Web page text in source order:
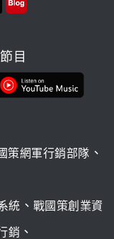
目
策網軍行銷部隊 、
統 、 戰國策創業資
銷 、